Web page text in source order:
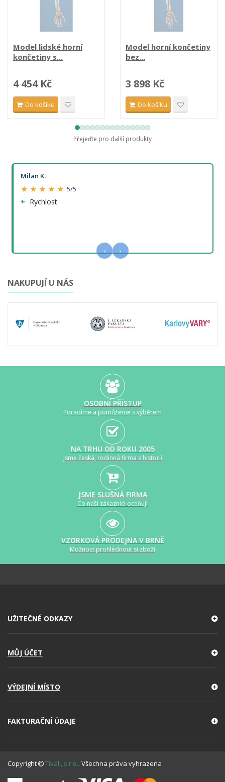
Model lidské horní
končetiny s...
4 454 Kč
Do košíku
Model horní končetiny
bez...
3 898 Kč
Do košíku
Přejeďte pro další produkty
Milan K.
★ ★ ★ ★ ★ 5/5
Rychlost
‹ ›
NAKUPUJÍ U NÁS
OSOBNÍ PŘÍSTUP
Poradíme a pomůžeme s výběrem
NA TRHU OD ROKU 2005
Jsme česká, rodinná firma s historií
JSME SLUŠNÁ FIRMA
Co naši zákazníci oceňují
VZORKOVÁ PRODEJNA V BRNĚ
Možnost prohlédnout si zboží
UŽITEČNÉ ODKAZY
MŮJ ÚČET
VÝDEJNÍ MÍSTO
FAKTURAČNÍ ÚDAJE
Copyright Tivali, s.r.o.. Všechna práva vyhrazena